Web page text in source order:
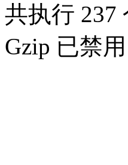
共执行 237
Gzip 已禁